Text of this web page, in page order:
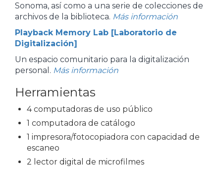
Sonoma, así como a una serie de colecciones de
archivos de la biblioteca. Más información
Playback Memory Lab [Laboratorio de
Digitalización]
Un espacio comunitario para la digitalización
personal. Más información
Herramientas
4 computadoras de uso público
1 computadora de catálogo
1 impresora/fotocopiadora con capacidad de
escaneo
2 lector digital de microfilmes